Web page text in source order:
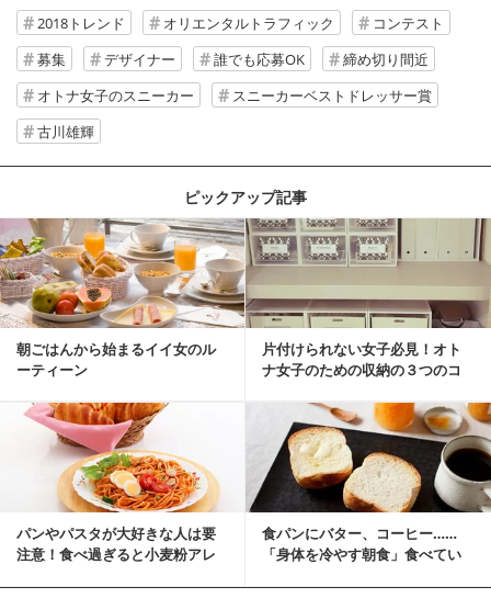
2018トレンド
オリエンタルトラフィック
コンテスト
募集
デザイナー 誰でも応募OK
締め切り間近
オトナ女子のスニーカー
スニーカーベストドレッサー賞
古川雄輝
ピックアップ記事
朝ごはんから始まるイイ女のル
ーティーン
片付けられない女子必見！オト
ナ女子のための収納の３つのコ
パンやパスタが大好きな人は要
注意！食べ過ぎると小麦粉アレ
食パンにバター、コーヒー……
「身体を冷やす朝食」食べてい